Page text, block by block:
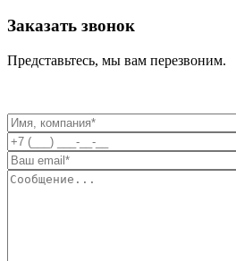
Заказать звонок
Представьтесь, мы вам перезвоним.